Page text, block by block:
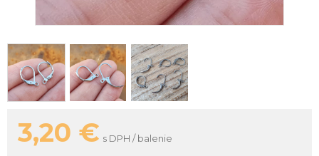
3,20 € s DPH / balenie